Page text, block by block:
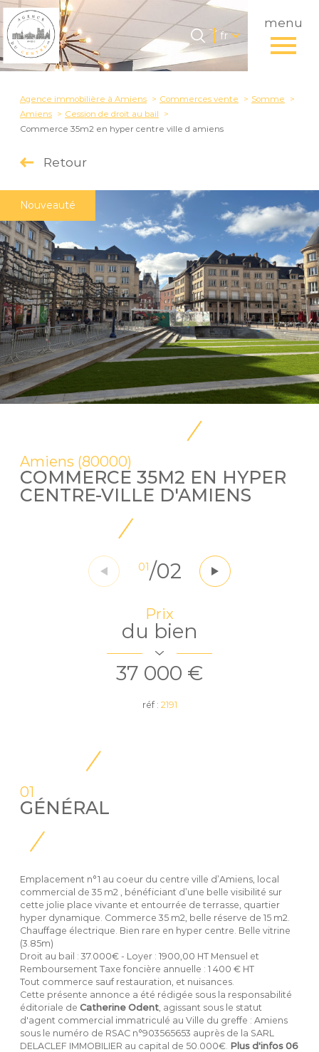
menu
Langue
fr
Accueil
Langue
fr
Agence immobilière à Amiens Commerces vente
Somme
Amiens
Cession de droit au bail
Commerce 35m2 en hyper centre ville d amiens
Retour
Nouveauté
Amiens (80000)
COMMERCE 35M2 EN HYPER
CENTRE-VILLE D'AMIENS
01/02
Prix
du bien
37 000 €
réf : 2191
01
GÉNÉRAL
Emplacement n°1 au coeur du centre ville d’Amiens, local
commercial de 35 m2 , bénéficiant d’une belle visibilité sur
cette jolie place vivante et entourrée de terrasse, quartier
hyper dynamique. Commerce 35 m2, belle réserve de 15 m2.
Chauffage électrique. Bien rare en hyper centre. Belle vitrine
(3.85m)
Droit au bail : 37.000€ - Loyer : 1900,00 HT Mensuel et
Remboursement Taxe foncière annuelle : 1 400 € HT
Tout commerce sauf restauration, et nuisances.
Cette présente annonce a été rédigée sous la responsabilité
éditoriale de Catherine Odent , agissant sous le statut
d'agent commercial immatriculé au Ville du greffe : Amiens
sous le numéro de RSAC n°903565653 auprès de la SARL
DELACLEF IMMOBILIER au capital de 50.000€. Plus d'infos 06